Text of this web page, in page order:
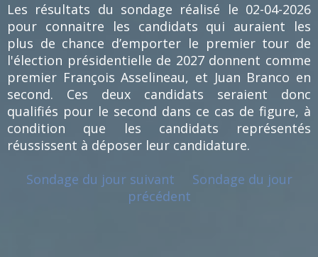
Les résultats du sondage réalisé le 02-04-2026
pour connaitre les candidats qui auraient les
plus de chance d’emporter le premier tour de
l'élection présidentielle de 2027 donnent comme
premier François Asselineau, et Juan Branco en
second. Ces deux candidats seraient donc
qualifiés pour le second dans ce cas de figure, à
condition que les candidats représentés
réussissent à déposer leur candidature.
Sondage du jour suivant
Sondage du jour
précédent